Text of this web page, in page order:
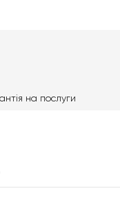
на послуги